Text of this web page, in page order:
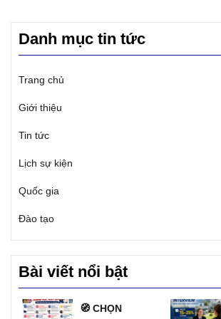
Danh mục tin tức
Trang chủ
Giới thiệu
Tin tức
Lịch sự kiện
Quốc gia
Đào tạo
Bài viết nổi bật
🧭 CHỌN